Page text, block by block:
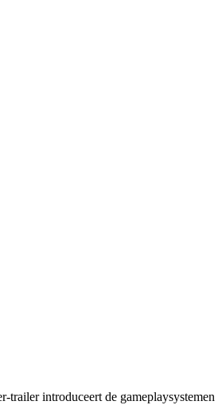
trailer introduceert de gameplaysystemen